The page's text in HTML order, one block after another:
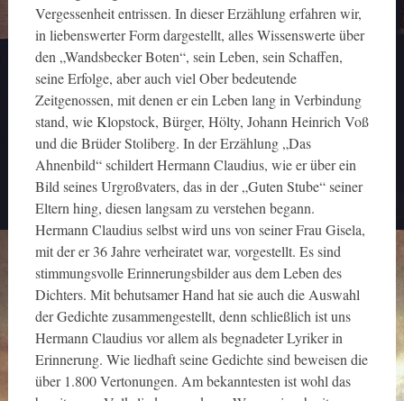
Vergessenheit entrissen. In dieser Erzählung erfahren wir,
in liebenswerter Form dargestellt, alles Wissenswerte über
den „Wandsbecker Boten“, sein Leben, sein Schaffen,
seine Erfolge, aber auch viel Ober bedeutende
Zeitgenossen, mit denen er ein Leben lang in Verbindung
stand, wie Klopstock, Bürger, Hölty, Johann Heinrich Voß
und die Brüder Stoliberg. In der Erzählung „Das
Ahnenbild“ schildert Hermann Claudius, wie er über ein
Bild seines Urgroßvaters, das in der „Guten Stube“ seiner
Eltern hing, diesen langsam zu verstehen begann.
Hermann Claudius selbst wird uns von seiner Frau Gisela,
mit der er 36 Jahre verheiratet war, vorgestellt. Es sind
stimmungsvolle Erinnerungsbilder aus dem Leben des
Dichters. Mit behutsamer Hand hat sie auch die Auswahl
der Gedichte zusammengestellt, denn schließlich ist uns
Hermann Claudius vor allem als begnadeter Lyriker in
Erinnerung. Wie liedhaft seine Gedichte sind beweisen die
über 1.800 Vertonungen. Am bekanntesten ist wohl das